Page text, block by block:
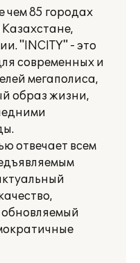
чем 85 городах
"INCITY" - это
современных и
мегаполиса,
образ жизни,
отвечает всем